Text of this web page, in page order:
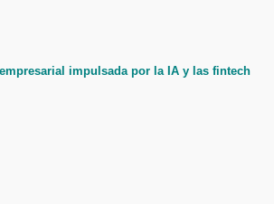
impulsada por la IA y las fintech